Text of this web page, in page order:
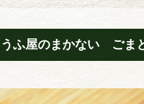
うふ屋のまかない ごま